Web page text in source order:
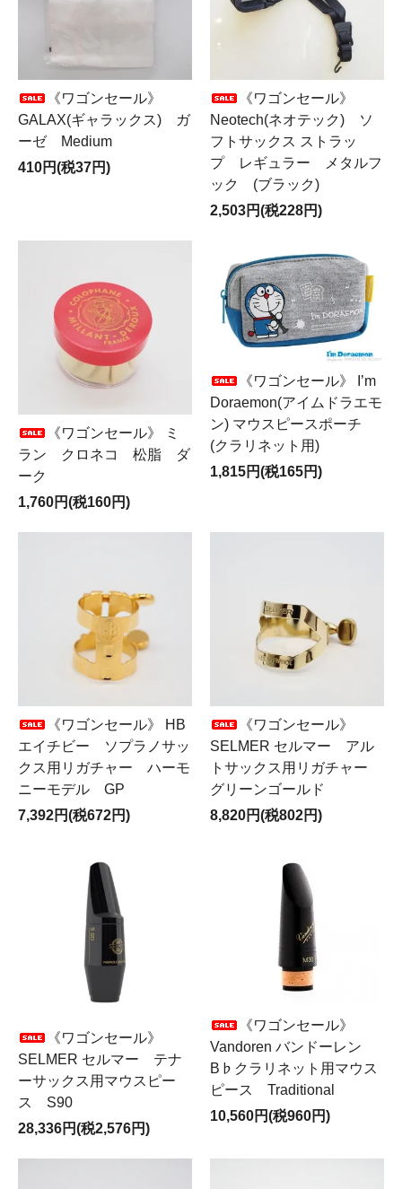
《ワゴンセール》
GALAX(ギャラックス) ガ
ーゼ Medium
410円(税37円)
《ワゴンセール》
Neotech(ネオテック) ソ
フトサックス ストラッ
プ レギュラー メタルフ
ック (ブラック)
2,503円(税228円)
《ワゴンセール》 ミ
ラン クロネコ 松脂 ダ
ーク
1,760円(税160円)
《ワゴンセール》 I’m
Doraemon(アイムドラエモ
ン) マウスピースポーチ
(クラリネット用)
1,815円(税165円)
《ワゴンセール》 HB
エイチビー ソプラノサッ
クス用リガチャー ハーモ
ニーモデル GP
7,392円(税672円)
《ワゴンセール》
SELMER セルマー アル
トサックス用リガチャー
グリーンゴールド
8,820円(税802円)
《ワゴンセール》
SELMER セルマー テナ
ーサックス用マウスピー
ス S90
28,336円(税2,576円)
《ワゴンセール》
Vandoren バンドーレン
B♭クラリネット用マウス
ピース Traditional
10,560円(税960円)